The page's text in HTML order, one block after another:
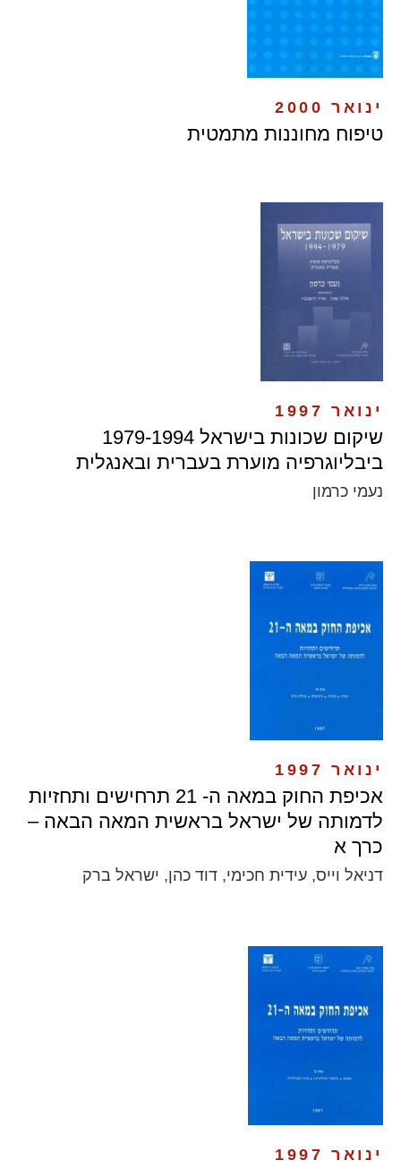
ינואר 2000
טיפוח מחוננות מתמטית
ינואר 1997
שיקום שכונות בישראל 1979-1994
ביבליוגרפיה מוערת בעברית ובאנגלית
נעמי כרמון
ינואר 1997
אכיפת החוק במאה ה- 21 תרחישים ותחזיות
לדמותה של ישראל בראשית המאה הבאה –
כרך א
דניאל וייס, עידית חכימי, דוד כהן, ישראל ברק
ינואר 1997